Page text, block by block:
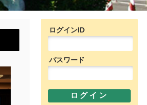
ログインID
パスワード